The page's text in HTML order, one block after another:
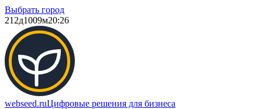
Выбрать город
212д1009м20:26
webseed.ruЦифровые решения для бизнеса